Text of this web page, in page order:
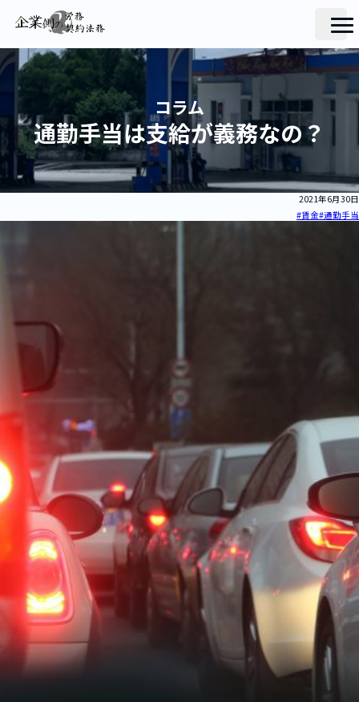
コラム
通勤手当は支給が義務なの？
2021年6月30日
#賃金#通勤手当